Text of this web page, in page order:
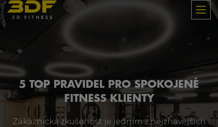
5 TOP PRAVIDEL PRO SPOKOJENÉ
FITNESS KLIENTY
Zákaznická zkušenost je jedním z nejžhavějších